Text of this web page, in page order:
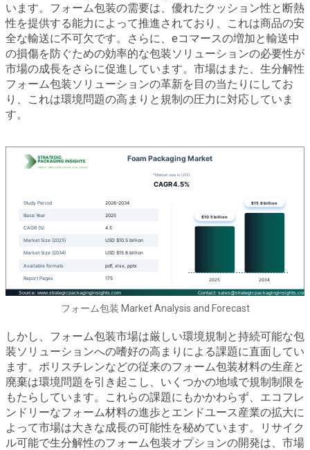
います。フォーム包装の需要は、優れたクッション性と断熱
性を提供する能力によって推進されており、これは商品の安
全な輸送に不可欠です。さらに、eコマースの増加と輸送中
の損傷を防ぐための効率的な包装ソリューションの必要性が
市場の成長をさらに促進しています。市場はまた、生分解性
フォーム包装ソリューションの革新を目の当たりにしてお
り、これは環境問題の高まりと規制の圧力に対応していま
す。
フォーム包装 Market Analysis and Forecast
しかし、フォーム包装市場は厳しい環境規制と持続可能な包
装ソリューションへの嗜好の高まりによる課題に直面してい
ます。ポリスチレンなどの従来のフォーム包装材料の生産と
廃棄は環境問題を引き起こし、いくつかの地域で規制制限を
もたらしています。これらの課題にもかかわらず、エコフレ
ンドリーなフォーム材料の進歩とエンドユース産業の拡大に
よって市場は大きな成長の可能性を秘めています。リサイク
ル可能で生分解性のフォーム包装オプションの開発は、市場